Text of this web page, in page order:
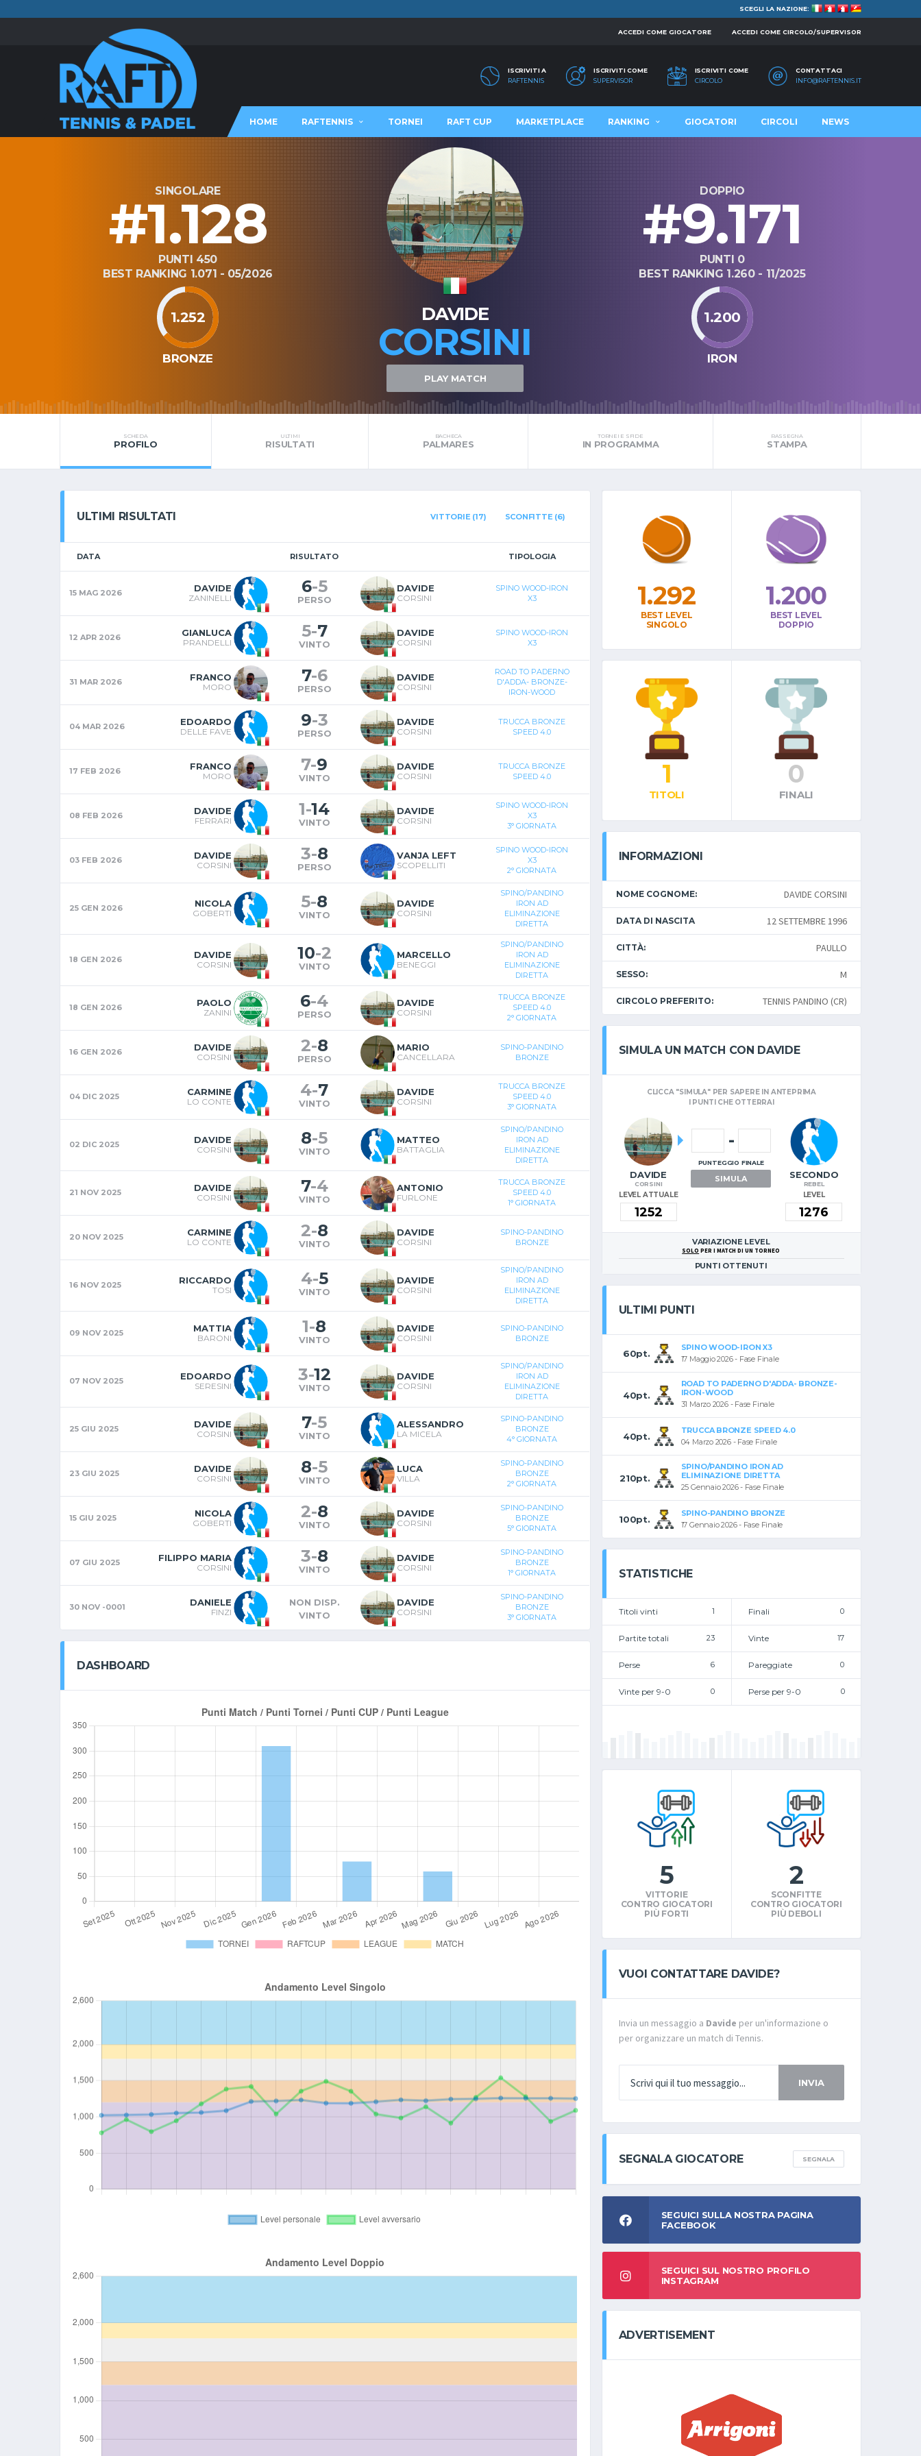
SCEGLI LA NAZIONE:
ACCEDI COME GIOCATORE ACCEDI COME CIRCOLO/SUPERVISOR
ISCRIVITI A
RAFTENNIS
ISCRIVITI COME
SUPERVISOR
ISCRIVITI COME
CIRCOLO
CONTATTACI
INFO@RAFTENNIS.IT
HOME RAFTENNIS TORNEI RAFT CUP MARKETPLACE RANKING GIOCATORI CIRCOLI NEWS
SINGOLARE
#1.128
PUNTI 450
BEST RANKING 1.071 - 05/2026
1.252
BRONZE
DAVIDE
CORSINI
PLAY MATCH
DOPPIO
#9.171
PUNTI 0
BEST RANKING 1.260 - 11/2025
1.200
IRON
SCHEDA
PROFILO
ULTIMI
RISULTATI
BACHECA
PALMARES
TORNEI E SFIDE
IN PROGRAMMA
RASSEGNA
STAMPA
ULTIMI RISULTATI VITTORIE (17) SCONFITTE (6)
DATA RISULTATO TIPOLOGIA
15 MAG 2026 DAVIDE
ZANINELLI
6-5
PERSO
DAVIDE
CORSINI
SPINO WOOD-IRON
X3
12 APR 2026 GIANLUCA
PRANDELLI
5-7
VINTO
DAVIDE
CORSINI
SPINO WOOD-IRON
X3
31 MAR 2026 FRANCO
MORO
7-6
PERSO
DAVIDE
CORSINI
ROAD TO PADERNO
D'ADDA- BRONZE-
IRON-WOOD
04 MAR 2026 EDOARDO
DELLE FAVE
9-3
PERSO
DAVIDE
CORSINI
TRUCCA BRONZE
SPEED 4.0
17 FEB 2026 FRANCO
MORO
7-9
VINTO
DAVIDE
CORSINI
TRUCCA BRONZE
SPEED 4.0
08 FEB 2026 DAVIDE
FERRARI
1-14
VINTO
DAVIDE
CORSINI
SPINO WOOD-IRON
X3
3° GIORNATA
03 FEB 2026 DAVIDE
CORSINI
3-8
PERSO
VANJA LEFT
SCOPELLITI
SPINO WOOD-IRON
X3
2° GIORNATA
25 GEN 2026 NICOLA
GOBERTI
5-8
VINTO
DAVIDE
CORSINI
SPINO/PANDINO
IRON AD
ELIMINAZIONE
DIRETTA
18 GEN 2026 DAVIDE
CORSINI
10-2
VINTO
MARCELLO
BENEGGI
SPINO/PANDINO
IRON AD
ELIMINAZIONE
DIRETTA
18 GEN 2026 PAOLO
ZANINI
6-4
PERSO
DAVIDE
CORSINI
TRUCCA BRONZE
SPEED 4.0
2° GIORNATA
16 GEN 2026 DAVIDE
CORSINI
2-8
PERSO
MARIO
CANCELLARA
SPINO-PANDINO
BRONZE
04 DIC 2025 CARMINE
LO CONTE
4-7
VINTO
DAVIDE
CORSINI
TRUCCA BRONZE
SPEED 4.0
3° GIORNATA
02 DIC 2025 DAVIDE
CORSINI
8-5
VINTO
MATTEO
BATTAGLIA
SPINO/PANDINO
IRON AD
ELIMINAZIONE
DIRETTA
21 NOV 2025 DAVIDE
CORSINI
7-4
VINTO
ANTONIO
FURLONE
TRUCCA BRONZE
SPEED 4.0
1° GIORNATA
20 NOV 2025 CARMINE
LO CONTE
2-8
VINTO
DAVIDE
CORSINI
SPINO-PANDINO
BRONZE
16 NOV 2025 RICCARDO
TOSI
4-5
VINTO
DAVIDE
CORSINI
SPINO/PANDINO
IRON AD
ELIMINAZIONE
DIRETTA
09 NOV 2025 MATTIA
BARONI
1-8
VINTO
DAVIDE
CORSINI
SPINO-PANDINO
BRONZE
07 NOV 2025 EDOARDO
SERESINI
3-12
VINTO
DAVIDE
CORSINI
SPINO/PANDINO
IRON AD
ELIMINAZIONE
DIRETTA
25 GIU 2025 DAVIDE
CORSINI
7-5
VINTO
ALESSANDRO
LA MICELA
SPINO-PANDINO
BRONZE
4° GIORNATA
23 GIU 2025 DAVIDE
CORSINI
8-5
VINTO
LUCA
VILLA
SPINO-PANDINO
BRONZE
2° GIORNATA
15 GIU 2025 NICOLA
GOBERTI
2-8
VINTO
DAVIDE
CORSINI
SPINO-PANDINO
BRONZE
5° GIORNATA
07 GIU 2025 FILIPPO MARIA
CORSINI
3-8
VINTO
DAVIDE
CORSINI
SPINO-PANDINO
BRONZE
1° GIORNATA
30 NOV -0001 DANIELE
FINZI
NON DISP.
VINTO
DAVIDE
CORSINI
SPINO-PANDINO
BRONZE
3° GIORNATA
DASHBOARD
1.292
BEST LEVEL
SINGOLO
1.200
BEST LEVEL
DOPPIO
1
TITOLI
0
FINALI
INFORMAZIONI
NOME COGNOME: DAVIDE CORSINI
DATA DI NASCITA 12 SETTEMBRE 1996
CITTÀ: PAULLO
SESSO: M
CIRCOLO PREFERITO: TENNIS PANDINO (CR)
SIMULA UN MATCH CON DAVIDE
CLICCA "SIMULA" PER SAPERE IN ANTEPRIMA
I PUNTI CHE OTTERRAI
DAVIDE
CORSINI
LEVEL ATTUALE
-
PUNTEGGIO FINALE
SIMULA SECONDO
REBEL
LEVEL
VARIAZIONE LEVEL
SOLO PER I MATCH DI UN TORNEO
PUNTI OTTENUTI
ULTIMI PUNTI
60pt.
SPINO WOOD-IRON X3
17 Maggio 2026 - Fase Finale
40pt.
ROAD TO PADERNO D'ADDA- BRONZE-
IRON-WOOD
31 Marzo 2026 - Fase Finale
40pt.
TRUCCA BRONZE SPEED 4.0
04 Marzo 2026 - Fase Finale
210pt.
SPINO/PANDINO IRON AD
ELIMINAZIONE DIRETTA
25 Gennaio 2026 - Fase Finale
100pt.
SPINO-PANDINO BRONZE
17 Gennaio 2026 - Fase Finale
STATISTICHE
Titoli vinti 1 Finali 0
Partite totali 23 Vinte 17
Perse 6 Pareggiate 0
Vinte per 9-0 0 Perse per 9-0 0
5
VITTORIE
CONTRO GIOCATORI
PIÙ FORTI
2
SCONFITTE
CONTRO GIOCATORI
PIÙ DEBOLI
VUOI CONTATTARE DAVIDE?
Invia un messaggio a Davide per un'informazione o
per organizzare un match di Tennis.
INVIA
SEGNALA GIOCATORE SEGNALA
SEGUICI SULLA NOSTRA PAGINA
FACEBOOK
SEGUICI SUL NOSTRO PROFILO
INSTAGRAM
ADVERTISEMENT